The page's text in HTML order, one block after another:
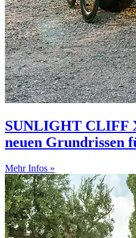
SUNLIGHT CLIFF
neuen Grundrissen
Mehr Infos »